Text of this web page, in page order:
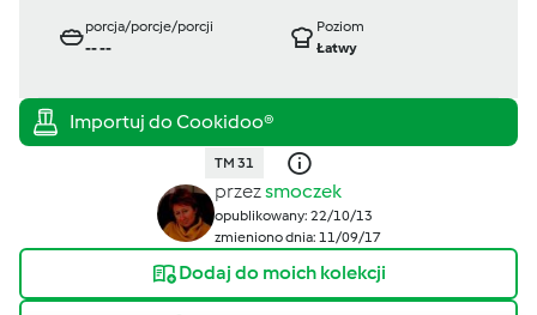
porcja/porcje/porcji
----
Poziom
Łatwy
TM 31
przezsmoczek
opublikowany: 22/10/13
zmieniono dnia: 11/09/17
Dodaj do moich kolekcji